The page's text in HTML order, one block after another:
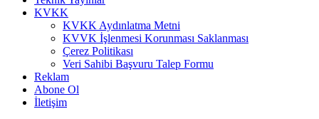
KVKK
KVKK Aydınlatma Metni
KVVK İşlenmesi Korunması Saklanması
Çerez Politikası
Veri Sahibi Başvuru Talep Formu
Reklam
Abone Ol
İletişim